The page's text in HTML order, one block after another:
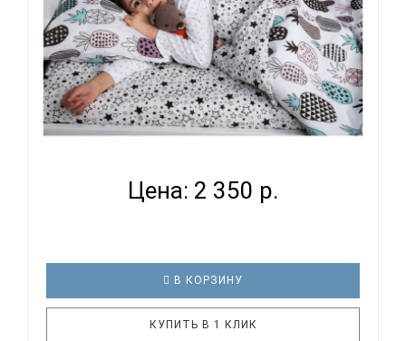
ВОМБАТИК CLASSIC COLLECTION АНАНАСИКИ -
Цена: 2 350 р.
В КОРЗИНУ
КУПИТЬ В 1 КЛИК